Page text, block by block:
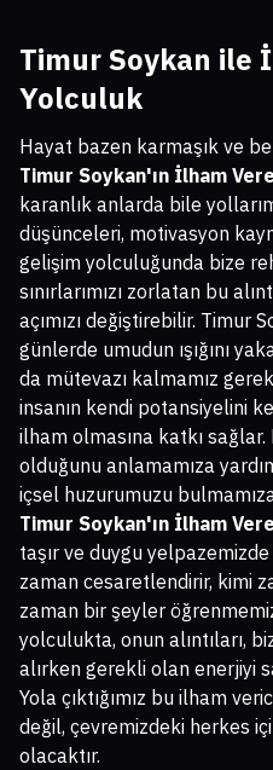
Timur Soykan ile
Yolculuk
Hayat bazen karmaşık ve
Timur Soykan'ın İlham
karanlık anlarda bile
düşünceleri, motivasyon
gelişim yolculuğunda bize
sınırlarımızı zorlatan bu
açımızı değiştirebilir. Timur
günlerde umudun ışığını
da mütevazı kalmamız
insanın kendi potansiyelini
ilham olmasına katkı
olduğunu anlamamıza
içsel huzurumuzu
Timur Soykan'ın İlham
taşır ve duygu
zaman cesaretlendirir, kimi
zaman bir şeyler
yolculukta, onun alıntıları,
alırken gerekli olan enerjiyi
Yola çıktığımız bu ilham
değil, çevremizdeki herkes
olacaktır.